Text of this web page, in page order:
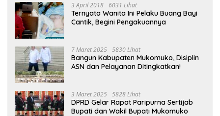
3 April 2018 6031 Lihat
Ternyata Wanita Ini Pelaku Buang Bayi
Cantik, Begini Pengakuannya
7 Maret 2025 5830 Lihat
Bangun Kabupaten Mukomuko, Disiplin
ASN dan Pelayanan Ditingkatkan!
3 Maret 2025 5828 Lihat
DPRD Gelar Rapat Paripurna Sertijab
Bupati dan Wakil Bupati Mukomuko